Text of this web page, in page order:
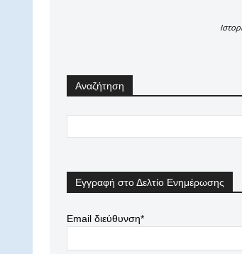
Αναζήτηση
Εγγραφή στο Δελτίο Ενημέρωσης
Email διεύθυνση*